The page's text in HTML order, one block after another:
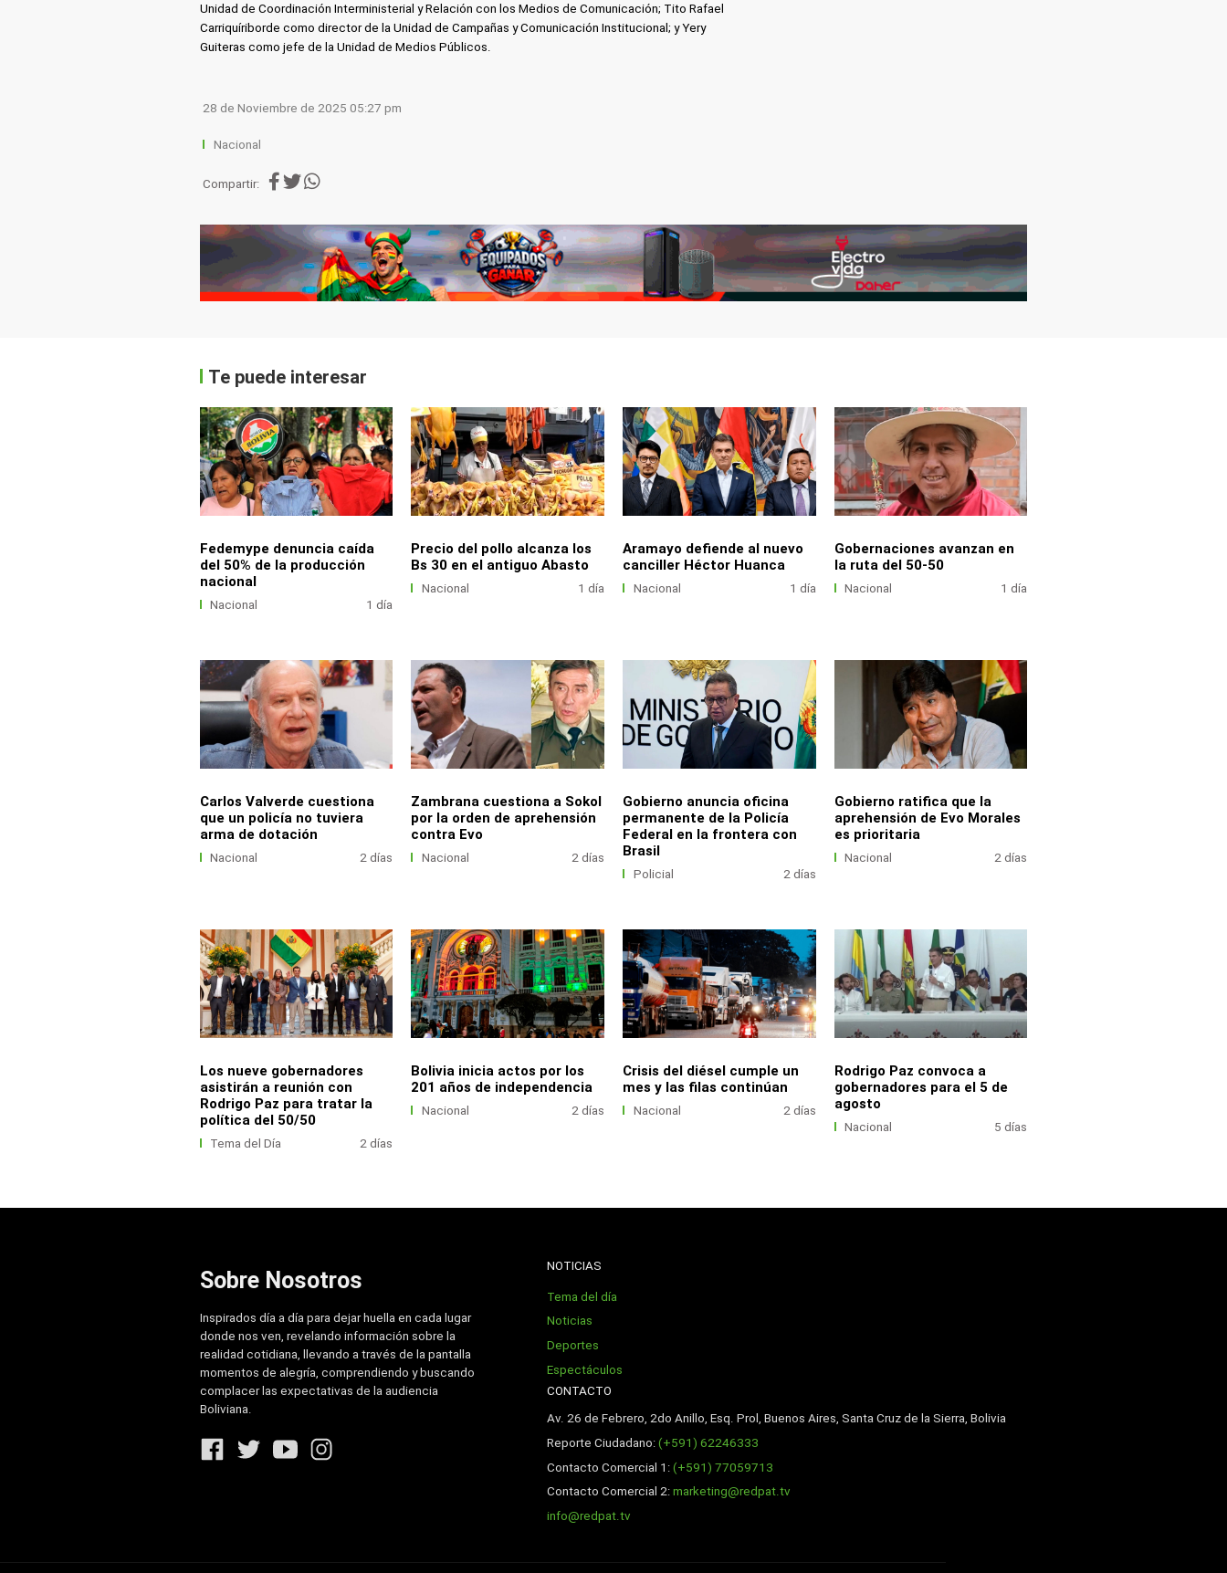
Unidad de Coordinación Interministerial y Relación con los Medios de Comunicación; Tito Rafael
Carriquíriborde como director de la Unidad de Campañas y Comunicación Institucional; y Yery
Guiteras como jefe de la Unidad de Medios Públicos.
28 de Noviembre de 2025 05:27 pm
Nacional
Compartir:
Te puede interesar
Fedemype denuncia caída
del 50% de la producción
nacional
Nacional 1 día
Precio del pollo alcanza los
Bs 30 en el antiguo Abasto
Nacional 1 día
Aramayo defiende al nuevo
canciller Héctor Huanca
Nacional 1 día
Gobernaciones avanzan en
la ruta del 50-50
Nacional 1 día
Carlos Valverde cuestiona
que un policía no tuviera
arma de dotación
Nacional 2 días
Zambrana cuestiona a Sokol
por la orden de aprehensión
contra Evo
Nacional 2 días
Gobierno anuncia oficina
permanente de la Policía
Federal en la frontera con
Brasil
Policial 2 días
Gobierno ratifica que la
aprehensión de Evo Morales
es prioritaria
Nacional 2 días
Los nueve gobernadores
asistirán a reunión con
Rodrigo Paz para tratar la
política del 50/50
Tema del Día 2 días
Bolivia inicia actos por los
201 años de independencia
Nacional 2 días
Crisis del diésel cumple un
mes y las filas continúan
Nacional 2 días
Rodrigo Paz convoca a
gobernadores para el 5 de
agosto
Nacional 5 días
Sobre Nosotros
Inspirados día a día para dejar huella en cada lugar
donde nos ven, revelando información sobre la
realidad cotidiana, llevando a través de la pantalla
momentos de alegría, comprendiendo y buscando
complacer las expectativas de la audiencia
Boliviana.
NOTICIAS
Tema del día
Noticias
Deportes
Espectáculos
CONTACTO
Av. 26 de Febrero, 2do Anillo, Esq. Prol, Buenos Aires, Santa Cruz de la Sierra, Bolivia
Reporte Ciudadano:(+591) 62246333
Contacto Comercial 1:(+591) 77059713
Contacto Comercial 2:marketing@redpat.tv
info@redpat.tv